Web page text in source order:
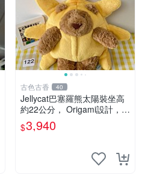
古色古香 40
Jellycat巴塞羅熊太陽裝坐高
約22公分， Origami設計，來
自越南。嚴選 Recommendat
ion！巴塞羅、 Origami熊、J
$3,940